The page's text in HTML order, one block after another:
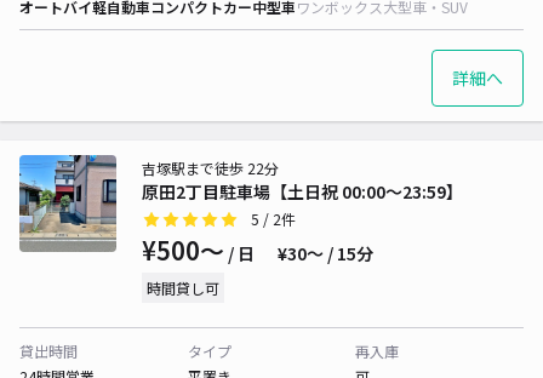
オートバイ軽自動車コンパクトカー中型車ワンボックス大型車・SUV
詳細へ
原田2丁目駐車場【土日祝 00:00～23:59】
吉塚駅まで徒歩 22分
5 / 2件
¥500〜 / 日 ¥30〜 / 15分
時間貸し可
貸出時間
タイプ
再入庫